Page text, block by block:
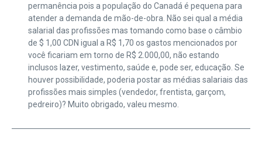
permanência pois a população do Canadá é pequena para
atender a demanda de mão-de-obra. Não sei qual a média
salarial das profissões mas tomando como base o câmbio
de $ 1,00 CDN igual a R$ 1,70 os gastos mencionados por
você ficariam em torno de R$ 2.000,00, não estando
inclusos lazer, vestimento, saúde e, pode ser, educação. Se
houver possibilidade, poderia postar as médias salariais das
profissões mais simples (vendedor, frentista, garçom,
pedreiro)? Muito obrigado, valeu mesmo.